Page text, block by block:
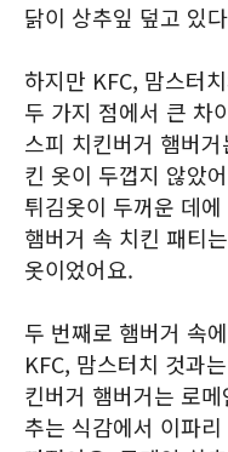
닭이 상추잎 덮고 있다
하지만 KFC, 맘스터
두 가지 점에서 큰 차
스피 치킨버거 햄버
킨 옷이 두껍지 않았
튀김옷이 두꺼운 데
햄버거 속 치킨 패티
옷이었어요.
두 번째로 햄버거 속
KFC, 맘스터치 것과
킨버거 햄버거는 로
추는 식감에서 이파